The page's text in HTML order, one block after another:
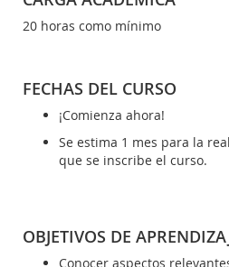
20 horas como mínimo
FECHAS DEL CURSO
¡Comienza ahora!
Se estima 1 mes para la
que se inscribe el curso.
OBJETIVOS DE
Conocer aspectos